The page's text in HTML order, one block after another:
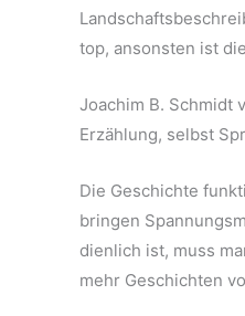
top, ansonsten ist
Joachim B. Schmidt
Erzählung, selbst
Die Geschichte
bringen
dienlich ist, muss
mehr Geschichten